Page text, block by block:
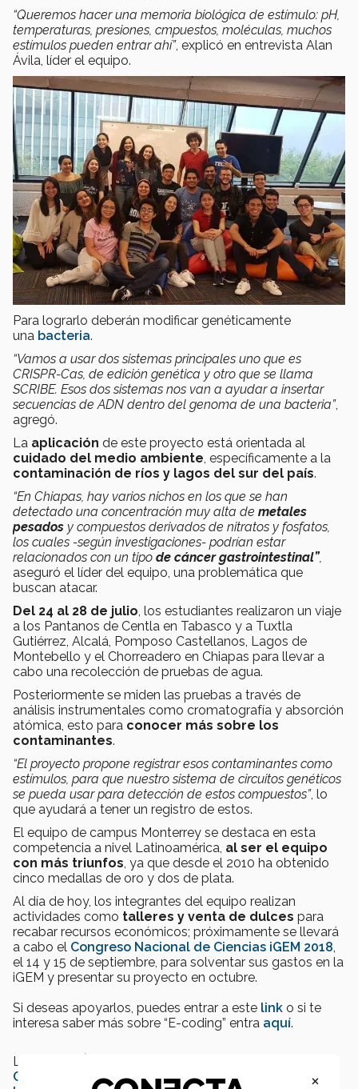
“Queremos hacer una memoria biológica de estímulo: pH,
temperaturas, presiones, cmpuestos, moléculas, muchos
estímulos pueden entrar ahí”, explicó en entrevista Alan
Ávila, líder el equipo.
Para lograrlo deberán modificar genéticamente
una bacteria.
“Vamos a usar dos sistemas principales uno que es
CRISPR-Cas, de edición genética y otro que se llama
SCRIBE. Esos dos sistemas nos van a ayudar a insertar
secuencias de ADN dentro del genoma de una bacteria”,
agregó.
La aplicación de este proyecto está orientada al
cuidado del medio ambiente, específicamente a la
contaminación de ríos y lagos del sur del país.
“En Chiapas, hay varios nichos en los que se han
detectado una concentración muy alta de metales
pesados y compuestos derivados de nitratos y fosfatos,
los cuales -según investigaciones- podrían estar
relacionados con un tipo de cáncer gastrointestinal”,
aseguró el líder del equipo, una problemática que
buscan atacar.
Del 24 al 28 de julio, los estudiantes realizaron un viaje
a los Pantanos de Centla en Tabasco y a Tuxtla
Gutiérrez, Alcalá, Pomposo Castellanos, Lagos de
Montebello y el Chorreadero en Chiapas para llevar a
cabo una recolección de pruebas de agua.
Posteriormente se miden las pruebas a través de
análisis instrumentales como cromatografía y absorción
atómica, esto para conocer más sobre los
contaminantes.
“El proyecto propone registrar esos contaminantes como
estímulos, para que nuestro sistema de circuitos genéticos
se pueda usar para detección de estos compuestos”, lo
que ayudará a tener un registro de estos.
El equipo de campus Monterrey se destaca en esta
competencia a nivel Latinoamérica, al ser el equipo
con más triunfos, ya que desde el 2010 ha obtenido
cinco medallas de oro y dos de plata.
Al día de hoy, los integrantes del equipo realizan
actividades como talleres y venta de dulces para
recabar recursos económicos; próximamente se llevará
a cabo el Congreso Nacional de Ciencias iGEM 2018,
el 14 y 15 de septiembre, para solventar sus gastos en la
iGEM y presentar su proyecto en octubre.
Si deseas apoyarlos, puedes entrar a este link o si te
interesa saber más sobre “E-coding” entra aquí.
LEE TAMBIÉN:
Crea plástico hecho de bacterias, que es
×